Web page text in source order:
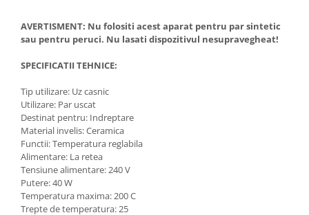
AVERTISMENT: Nu folositi acest aparat pentru par sintetic
sau pentru peruci. Nu lasati dispozitivul nesupravegheat!
SPECIFICATII TEHNICE:
Tip utilizare: Uz casnic
Utilizare: Par uscat
Destinat pentru: Indreptare
Material invelis: Ceramica
Functii: Temperatura reglabila
Alimentare: La retea
Tensiune alimentare: 240 V
Putere: 40 W
Temperatura maxima: 200 C
Trepte de temperatura: 25